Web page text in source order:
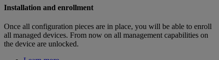
Installation and enrollment
Once all configuration pieces are in place, you will be able to enroll
all managed devices. From now on all management capabilities on
the device are unlocked.